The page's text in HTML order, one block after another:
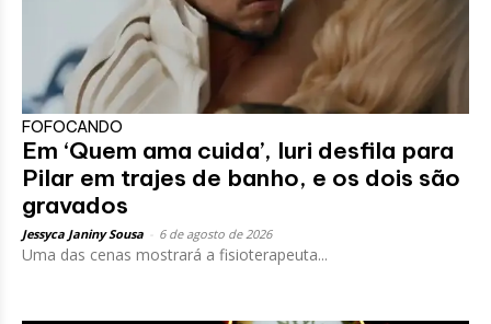
FOFOCANDO
Em ‘Quem ama cuida’, Iuri desfila para
Pilar em trajes de banho, e os dois são
gravados
Jessyca Janiny Sousa 6 de agosto de 2026
Uma das cenas mostrará a fisioterapeuta...